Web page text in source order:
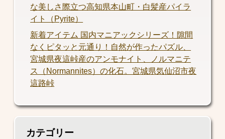
な美しさ際立つ高知県本山町・白髪産パイラ
イト（Pyrite）
新着アイテム 国内マニアックシリーズ！隙間
なくピタッと元通り！自然が作ったパズル、
宮城県夜這峠産のアンモナイト、ノルマニテ
ス（Normannites）の化石。宮城県気仙沼市夜
這路峠
カテゴリー